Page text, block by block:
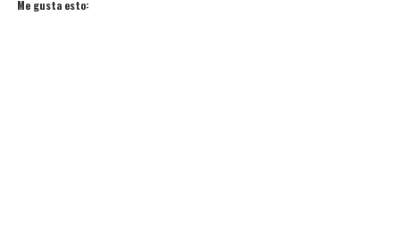
Me gusta esto: